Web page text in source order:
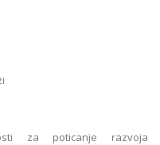
za poticanje razvoja